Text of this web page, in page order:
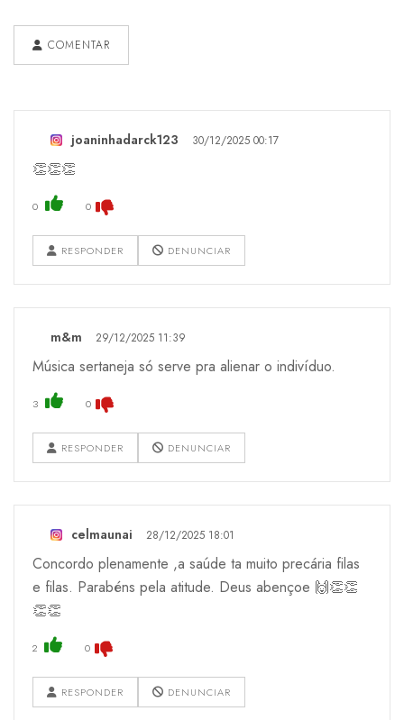
COMENTAR
joaninhadarck123 30/12/2025 00:17
👏👏👏
0 0
RESPONDER DENUNCIAR
m&m 29/12/2025 11:39
Música sertaneja só serve pra alienar o indivíduo.
3 0
RESPONDER DENUNCIAR
celmaunai 28/12/2025 18:01
Concordo plenamente ,a saúde ta muito precária filas
e filas. Parabéns pela atitude. Deus abençoe 🙌👏👏
👏👏
2 0
RESPONDER DENUNCIAR